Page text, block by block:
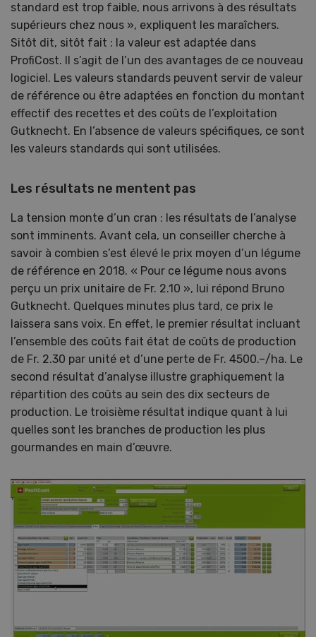
standard est trop faible, nous arrivons à des résultats
supérieurs chez nous », expliquent les maraîchers.
Sitôt dit, sitôt fait : la valeur est adaptée dans
ProfiCost. Il s’agit de l’un des avantages de ce nouveau
logiciel. Les valeurs standards peuvent servir de valeur
de référence ou être adaptées en fonction du montant
effectif des recettes et des coûts de l’exploitation
Gutknecht. En l’absence de valeurs spécifiques, ce sont
les valeurs standards qui sont utilisées.
Les résultats ne mentent pas
La tension monte d’un cran : les résultats de l’analyse
sont imminents. Avant cela, un conseiller cherche à
savoir à combien s’est élevé le prix moyen d’un légume
de référence en 2018. « Pour ce légume nous avons
perçu un prix unitaire de Fr. 2.10 », lui répond Bruno
Gutknecht. Quelques minutes plus tard, ce prix le
laissera sans voix. En effet, le premier résultat incluant
l’ensemble des coûts fait état de coûts de production
de Fr. 2.30 par unité et d’une perte de Fr. 4500.–/ha. Le
second résultat d’analyse illustre graphiquement la
répartition des coûts au sein des dix secteurs de
production. Le troisième résultat indique quant à lui
quelles sont les branches de production les plus
gourmandes en main d’œuvre.